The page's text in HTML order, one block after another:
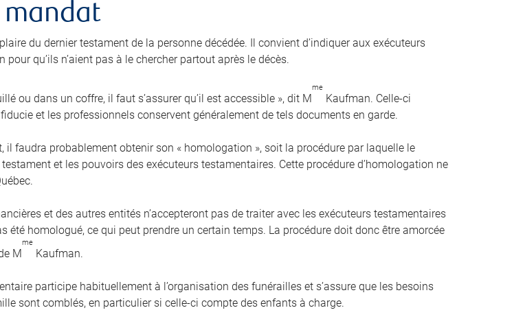
mandat
du dernier testament de la personne décédée. Il convient d’indiquer aux exécuteurs
qu’ils n’aient pas à le chercher partout après le décès.
ou dans un coffre, il faut s’assurer qu’il est accessible », dit M
me
Kaufman. Celle-ci
et les professionnels conservent généralement de tels documents en garde.
il faudra probablement obtenir son « homologation », soit la procédure par laquelle le
et les pouvoirs des exécuteurs testamentaires. Cette procédure d’homologation ne
et des autres entités n’accepteront pas de traiter avec les exécuteurs testamentaires
été homologué, ce qui peut prendre un certain temps. La procédure doit donc être amorcée
M
me
Kaufman.
participe habituellement à l’organisation des funérailles et s’assure que les besoins
sont comblés, en particulier si celle-ci compte des enfants à charge.